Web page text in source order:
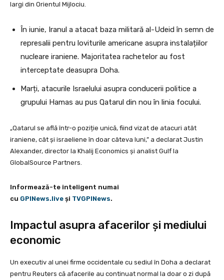
largi din Orientul Mijlociu.
În iunie, Iranul a atacat baza militară al-Udeid în semn de
represalii pentru loviturile americane asupra instalațiilor
nucleare iraniene. Majoritatea rachetelor au fost
interceptate deasupra Doha.
Marți, atacurile Israelului asupra conducerii politice a
grupului Hamas au pus Qatarul din nou în linia focului.
„Qatarul se află într-o poziție unică, fiind vizat de atacuri atât
iraniene, cât și israeliene în doar câteva luni,” a declarat Justin
Alexander, director la Khalij Economics și analist Gulf la
GlobalSource Partners.
Informează-te inteligent numai
cu GPINews.live şi TVGPINews.
Impactul asupra afacerilor și mediului
economic
Un executiv al unei firme occidentale cu sediul în Doha a declarat
pentru Reuters că afacerile au continuat normal la doar o zi după